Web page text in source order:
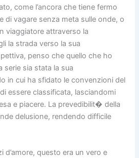
come l’ancora che tiene fermo
di vagare senza meta sulle onde, o
viaggiatore attraverso la
la strada verso la sua
penso che quello che ho
sia stata la sua
in cui ha sfidato le convenzioni del
essere classificata, lasciandomi
e piacere. La prevedibilit� della
delusione, rendendo difficile
d’amore, questo era un vero e